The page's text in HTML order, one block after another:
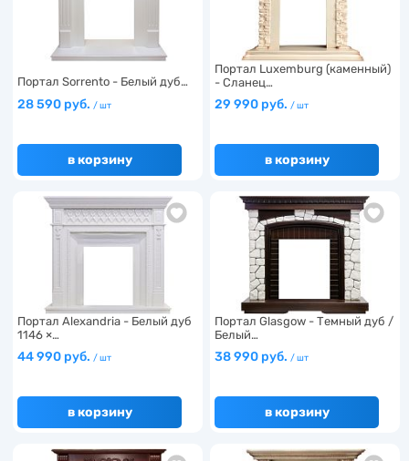
Портал Sorrento - Белый дуб…
28 590 руб. / шт
в корзину
Портал Luxemburg (каменный)
- Сланец…
29 990 руб. / шт
в корзину
Портал Alexandria - Белый дуб
1146 ×…
44 990 руб. / шт
в корзину
Портал Glasgow - Темный дуб /
Белый…
38 990 руб. / шт
в корзину